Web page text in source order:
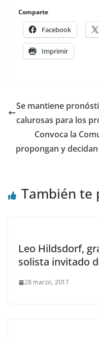
Comparte
Facebook
Imprimir
Se mantiene
calurosas para los
Convoca la
propongan y
También te
Leo Hildsdorf,
solista invitado
28 marzo, 2017